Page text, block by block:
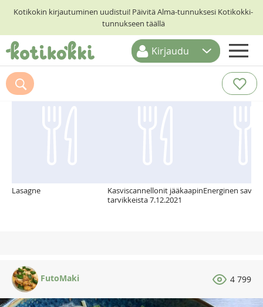
Kotikokin kirjautuminen uudistui! Päivitä Alma-tunnuksesi Kotikokki-
tunnukseen täällä
ETUSIVU
RESEPTIHAKU
Kirjaudu
Suosittelemme myös
Lasagne
Kasviscannellonit jääkaapin
tarvikkeista 7.12.2021
Energinen
FutoMaki 4 799